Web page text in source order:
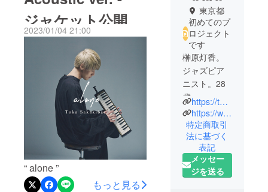
ジャケット公開
2023/01/04 21:00
“ alone ”
もっと見る
東京都
初めてのプ
ロジェクト
です
榊原灯香。
ジャズピア
ニスト。28
歳。
https://tokasakakibara.com/
https://www.instagram.com/toka_sakakibara/
特定商取引
法に基づく
表記
メッセー
ジを送る